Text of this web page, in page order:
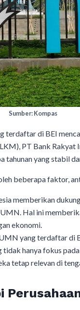
Sumber: Kompas
terdaftar di BEI
PT Bank Rakyat
yang stabil
beberapa faktor,
memberikan
Hal ini
ekonomi.
yang terdaftar di
hanya fokus
tetap relevan di